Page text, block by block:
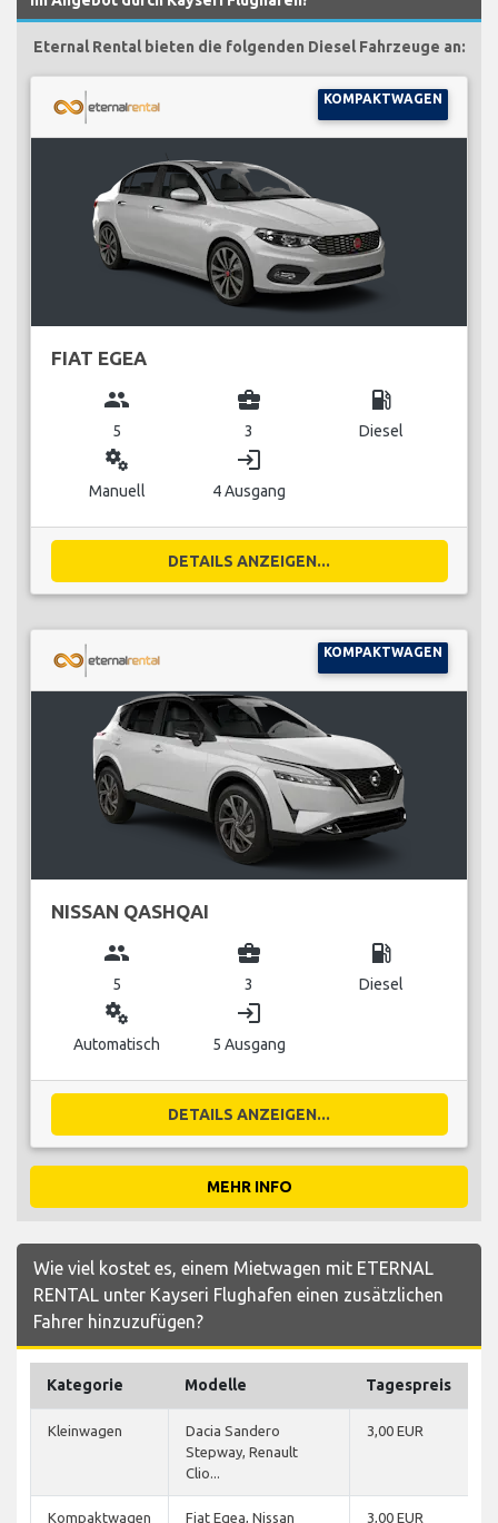
Eternal Rental bieten die folgenden Diesel Fahrzeuge an:
KOMPAKTWAGEN
FIAT EGEA
group
5
business_center
3
local_gas_station
Diesel
miscellaneous_services
Manuell
login
4 Ausgang
DETAILS ANZEIGEN...
KOMPAKTWAGEN
NISSAN QASHQAI
group
5
business_center
3
local_gas_station
Diesel
miscellaneous_services
Automatisch
login
5 Ausgang
DETAILS ANZEIGEN...
MEHR INFO
Wie viel kostet es, einem Mietwagen mit ETERNAL
RENTAL unter Kayseri Flughafen einen zusätzlichen
Fahrer hinzuzufügen?
Kategorie Modelle Tagespreis
Kleinwagen
Dacia Sandero
Stepway, Renault
Clio...
3,00 EUR
Kompaktwagen
Fiat Egea, Nissan
3,00 EUR